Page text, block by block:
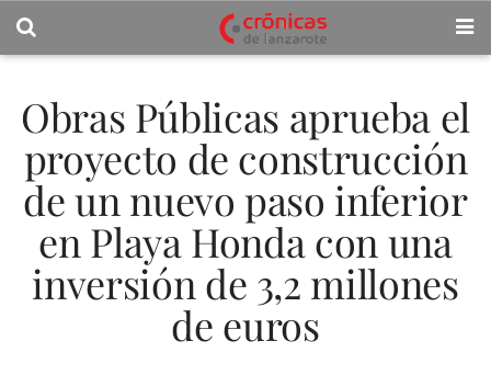
Obras Públicas aprueba el
proyecto de construcción
de un nuevo paso inferior
en Playa Honda con una
inversión de 3,2 millones
de euros